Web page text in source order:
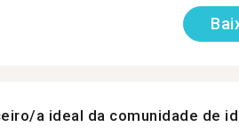
a ideal da comunidade de